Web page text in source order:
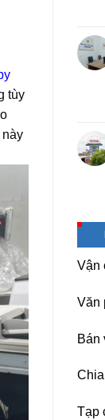
tùy
này
Vận
Văn
Bán
Tạp